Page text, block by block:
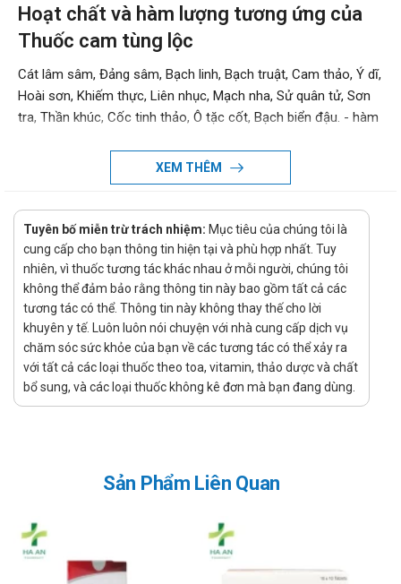
Hoạt chất và hàm lượng tương ứng của
Thuốc cam tùng lộc
Cát lâm sâm, Đảng sâm, Bạch linh, Bạch truật, Cam thảo, Ý dĩ,
Hoài sơn, Khiếm thực, Liên nhục, Mạch nha, Sử quân tử, Sơn
tra, Thần khúc, Cốc tinh thảo, Ô tặc cốt, Bạch biển đậu. - hàm
0,687g; 0,375g; 1,5g; 0,625g; 0,5g; 0,625g; 0,25g; 0,15g; 0,213g;
Dạng bào chế và đóng gói
Dạng bào chế: Viên nang cứng
Đóng gói: Hộp 3 vỉ x 10 viên
Đường sử dụng: Uống
Nhà sản xuất và xuất xứ
Nhà sản xuất: Công ty CP Dược Quốc tế Tùng Lộc
Xuất xứ: Việt Nam
Xử lý quên liều
gây ảnh hưởng đến hiệu quả điều trị. Tuy nhiên, nếu quên liều
xảy ra thì chỉ cần sử dụng ngay liều đã quên nếu như thời gian
thời gian dùng liều tiếp theo thì bỏ qua liều đã quên và chỉ cần
uống liều sắp đến. Và nếu như hay quên thì bạn có thể tạo
nhắc nhở, báo thức nhắc uống thuốc bằng điện thoại để tránh
XEM THÊM
Tuyên bố miễn trừ trách nhiệm: Mục tiêu của chúng tôi là
cung cấp cho bạn thông tin hiện tại và phù hợp nhất. Tuy
nhiên, vì thuốc tương tác khác nhau ở mỗi người, chúng tôi
không thể đảm bảo rằng thông tin này bao gồm tất cả các
tương tác có thể. Thông tin này không thay thế cho lời
khuyên y tế. Luôn luôn nói chuyện với nhà cung cấp dịch vụ
chăm sóc sức khỏe của bạn về các tương tác có thể xảy ra
với tất cả các loại thuốc theo toa, vitamin, thảo dược và chất
bổ sung, và các loại thuốc không kê đơn mà bạn đang dùng.
Sản Phẩm Liên Quan